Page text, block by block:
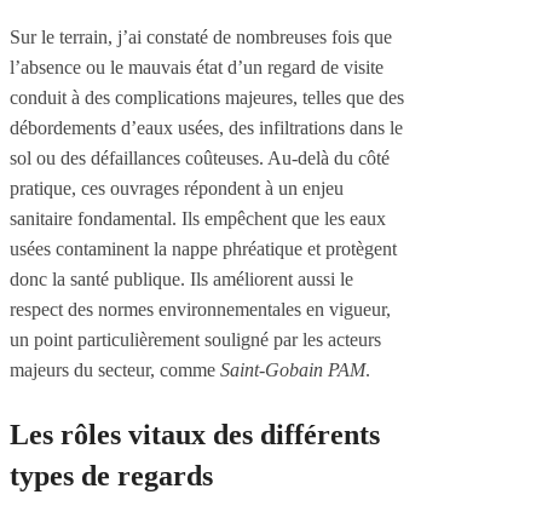
Sur le terrain, j’ai constaté de nombreuses fois que
l’absence ou le mauvais état d’un regard de visite
conduit à des complications majeures, telles que des
débordements d’eaux usées, des infiltrations dans le
sol ou des défaillances coûteuses. Au-delà du côté
pratique, ces ouvrages répondent à un enjeu
sanitaire fondamental. Ils empêchent que les eaux
usées contaminent la nappe phréatique et protègent
donc la santé publique. Ils améliorent aussi le
respect des normes environnementales en vigueur,
un point particulièrement souligné par les acteurs
majeurs du secteur, comme Saint-Gobain PAM.
Les rôles vitaux des différents
types de regards